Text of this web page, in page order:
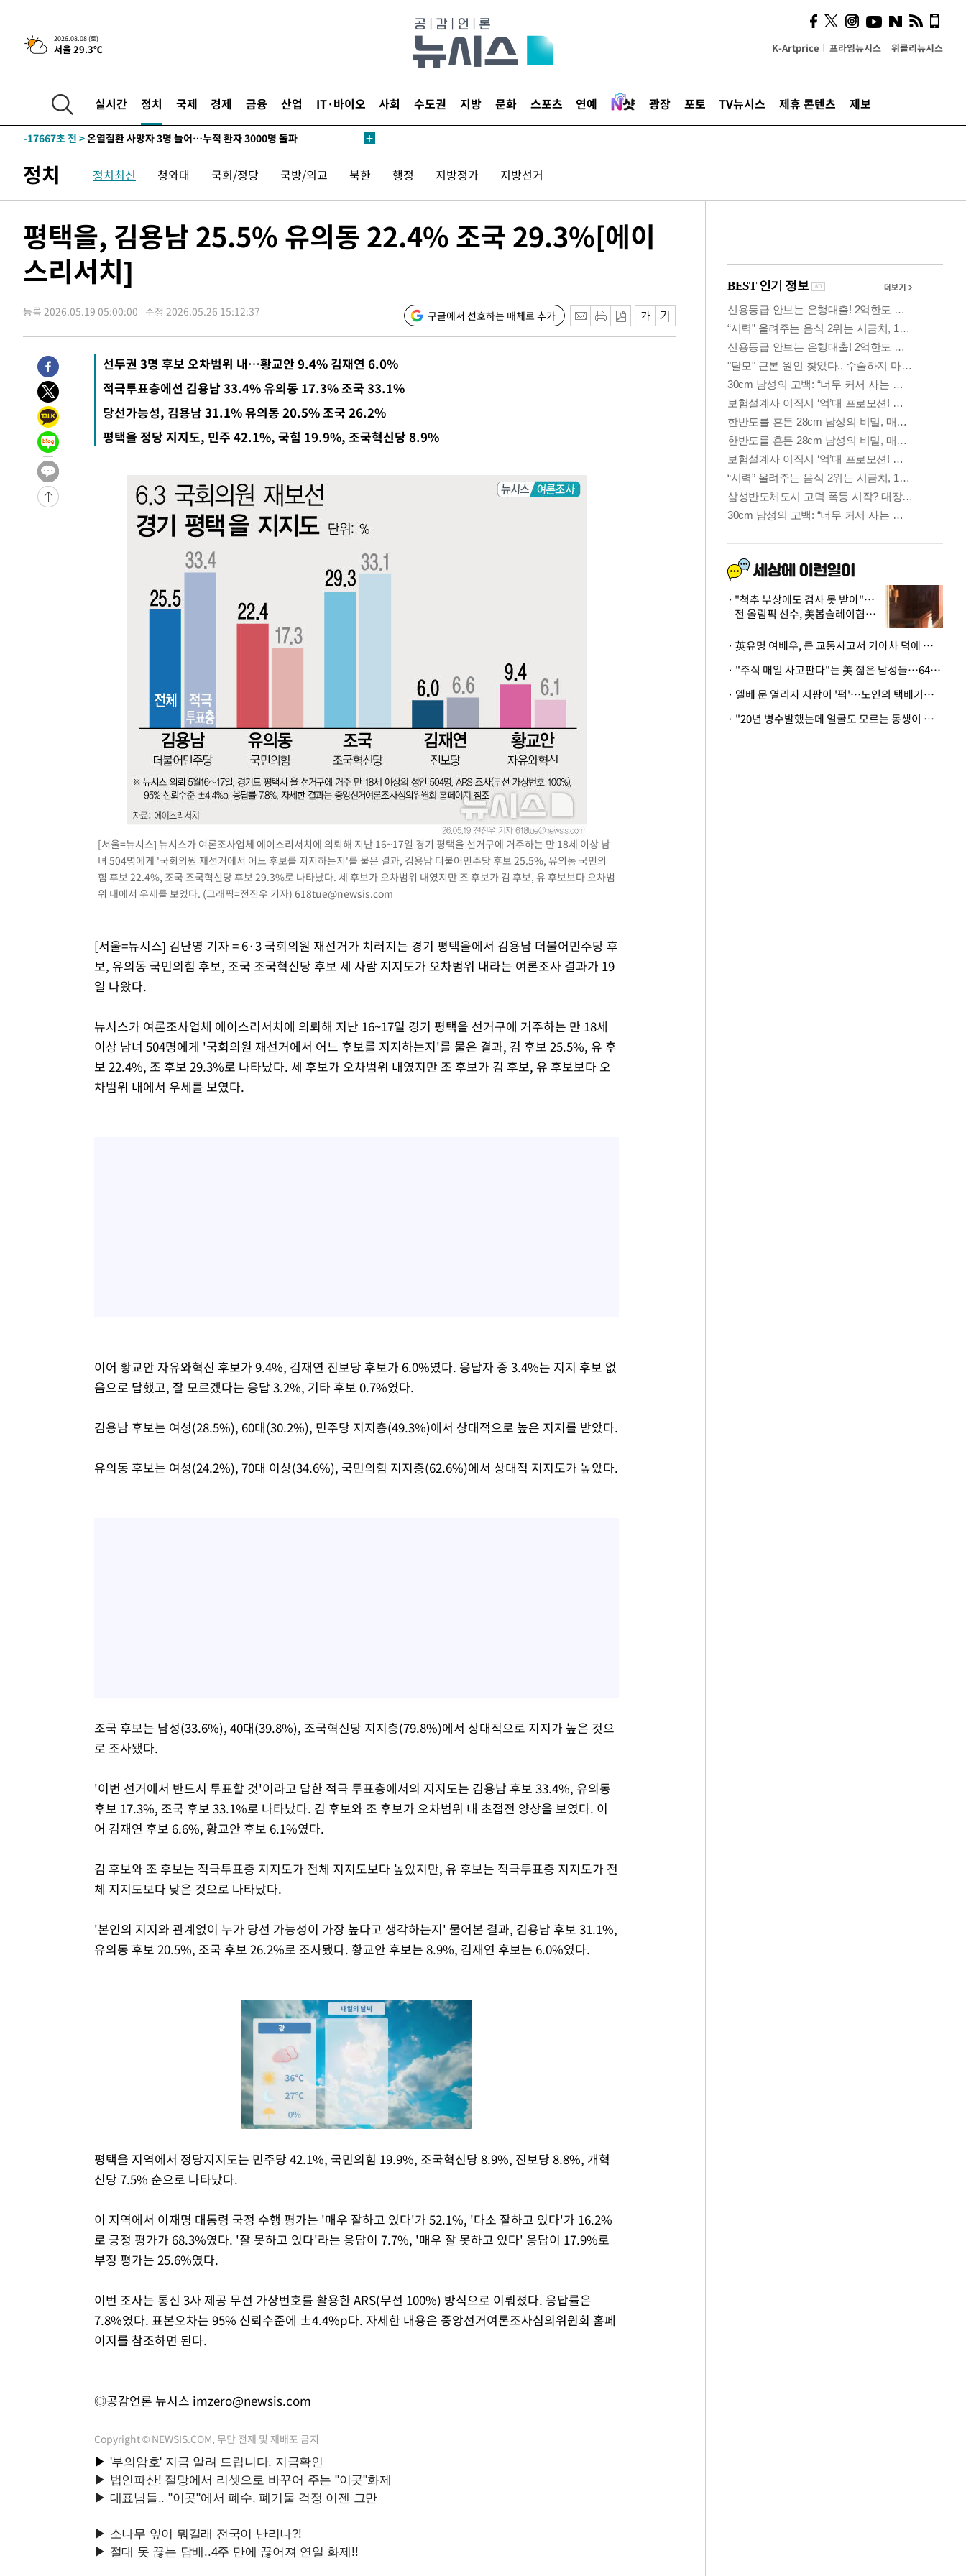
2026.08.08 (토)
서울 29.3℃ K-Artprice 프라임뉴시스 위클리뉴시스
실시간 정치 국제 경제 금융 산업 IT·바이오 사회 수도권 지방 문화 스포츠 연예 광장 포토 TV뉴시스 제휴 콘텐츠 제보
42.08%·宋 10.17%
-25937초 전 >이강인 "아틀레티코 이적 기뻐…등번호 7번 의미보단 팀 위해 뛸
것"
-25872초 전 >[속보]與 당대표 경선, 제주·인천 권리당원 투표 김민석 승리
-18916초 전 >
[속보]이강인 "감독님이 원하는 마음 느꼈고, 많은 트로피 원해 아
틀레티코 이적"
-18698초 전 >
-17667초 전 >온열질환 사망자 3명 늘어…누적 환자 3000명 돌파
-7719초 전 >
백운산서 80년근 천종산삼 9뿌리 발견…감정가 1.3억원
-5429초 전 >선재도서 해루질 나섰다 실종 60대, 닷새 만에 숨진 채 발견
-2339초 전 >여수 오동도 해상서 모터보트 전복…1명 사망·1명 실종
23분 전 > 극한폭염 한풀 꺾이지만…'낮 최고 35도' 무더위, 열대야 계속[다음주 날
씨]
1시간 전 > 축구협회 "압수수색·성접대 논란 사과…쇄신의 기회로 삼겠다"
4시간 전 >'최고 37도' 폭염 지속…강원동해안 최대 150㎜ 비
6시간 전 >[속보]뉴욕증시 상승 마감…S&P 0.6% 나스닥 1.3%↑
-27188초 전 >
[속보]與최고위원 제주·인천 순회경선…박선원·최민희·서미화·
한민수·김용 순
-27141초 전 >
[속보]김민석, 與 전대 당원투표 누적 득표율 45.42%로 1위… 정
청래 44.56%
-26423초 전 >
42.08%·宋 10.17%
-25957초 전 >
이강인 "아틀레티코 이적 기뻐…등번호 7번 의미보단 팀 위해 뛸
것"
-25892초 전 >
[속보]與 당대표 경선, 제주·인천 권리당원 투표 김민석 승리
-19666초 전 >
-18936초 전 >
[속보]이강인 "감독님이 원하는 마음 느꼈고, 많은 트로피 원해 아
틀레티코 이적"
-18718초 전 >
수도권 40도 육박 '펄펄'…동해안 일부 지역엔 호의주의보
온열질환 사망자 3명 늘어…누적 환자 3000명 돌파
강릉에 시간당 81.4㎜ 물폭탄…도로 잠기고 담벼락 붕괴
백운산서 80년근 천종산삼 9뿌리 발견…감정가 1.3억원
남자 농구, 나고야 아시안게임서 '홈팀' 일본과 한일전
여수 오동도 해상서 모터보트 전복…1명 사망·1명 실종
극한폭염 한풀 꺾이지만…'낮 최고 35도' 무더위, 열대야 계속[다음주 날
'최고 37도' 폭염 지속…강원동해안 최대 150㎜ 비
[속보]뉴욕증시 상승 마감…S&P 0.6% 나스닥 1.3%↑
정치 정치최신 청와대 국회/정당 국방/외교 북한 행정 지방정가 지방선거
평택을, 김용남 25.5% 유의동 22.4% 조국 29.3%[에이
스리서치]
등록 2026.05.19 05:00:00 수정 2026.05.26 15:12:37 구글에서 선호하는 매체로 추가
선두권 3명 후보 오차범위 내…황교안 9.4% 김재연 6.0%
적극투표층에선 김용남 33.4% 유의동 17.3% 조국 33.1%
당선가능성, 김용남 31.1% 유의동 20.5% 조국 26.2%
평택을 정당 지지도, 민주 42.1%, 국힘 19.9%, 조국혁신당 8.9%
[서울=뉴시스] 뉴시스가 여론조사업체 에이스리서치에 의뢰해 지난 16~17일 경기 평택을 선거구에 거주하는 만 18세 이상 남
녀 504명에게 '국회의원 재선거에서 어느 후보를 지지하는지'를 물은 결과, 김용남 더불어민주당 후보 25.5%, 유의동 국민의
힘 후보 22.4%, 조국 조국혁신당 후보 29.3%로 나타났다. 세 후보가 오차범위 내였지만 조 후보가 김 후보, 유 후보보다 오차범
위 내에서 우세를 보였다. (그래픽=전진우 기자) 618tue@newsis.com
[서울=뉴시스] 김난영 기자 = 6·3 국회의원 재선거가 치러지는 경기 평택을에서 김용남 더불어민주당 후
보, 유의동 국민의힘 후보, 조국 조국혁신당 후보 세 사람 지지도가 오차범위 내라는 여론조사 결과가 19
일 나왔다.
뉴시스가 여론조사업체 에이스리서치에 의뢰해 지난 16~17일 경기 평택을 선거구에 거주하는 만 18세
이상 남녀 504명에게 '국회의원 재선거에서 어느 후보를 지지하는지'를 물은 결과, 김 후보 25.5%, 유 후
보 22.4%, 조 후보 29.3%로 나타났다. 세 후보가 오차범위 내였지만 조 후보가 김 후보, 유 후보보다 오
차범위 내에서 우세를 보였다.
이어 황교안 자유와혁신 후보가 9.4%, 김재연 진보당 후보가 6.0%였다. 응답자 중 3.4%는 지지 후보 없
음으로 답했고, 잘 모르겠다는 응답 3.2%, 기타 후보 0.7%였다.
김용남 후보는 여성(28.5%), 60대(30.2%), 민주당 지지층(49.3%)에서 상대적으로 높은 지지를 받았다.
유의동 후보는 여성(24.2%), 70대 이상(34.6%), 국민의힘 지지층(62.6%)에서 상대적 지지도가 높았다.
조국 후보는 남성(33.6%), 40대(39.8%), 조국혁신당 지지층(79.8%)에서 상대적으로 지지가 높은 것으
로 조사됐다.
'이번 선거에서 반드시 투표할 것'이라고 답한 적극 투표층에서의 지지도는 김용남 후보 33.4%, 유의동
후보 17.3%, 조국 후보 33.1%로 나타났다. 김 후보와 조 후보가 오차범위 내 초접전 양상을 보였다. 이
어 김재연 후보 6.6%, 황교안 후보 6.1%였다.
김 후보와 조 후보는 적극투표층 지지도가 전체 지지도보다 높았지만, 유 후보는 적극투표층 지지도가 전
체 지지도보다 낮은 것으로 나타났다.
'본인의 지지와 관계없이 누가 당선 가능성이 가장 높다고 생각하는지' 물어본 결과, 김용남 후보 31.1%,
유의동 후보 20.5%, 조국 후보 26.2%로 조사됐다. 황교안 후보는 8.9%, 김재연 후보는 6.0%였다.
평택을 지역에서 정당지지도는 민주당 42.1%, 국민의힘 19.9%, 조국혁신당 8.9%, 진보당 8.8%, 개혁
신당 7.5% 순으로 나타났다.
이 지역에서 이재명 대통령 국정 수행 평가는 '매우 잘하고 있다'가 52.1%, '다소 잘하고 있다'가 16.2%
로 긍정 평가가 68.3%였다. '잘 못하고 있다'라는 응답이 7.7%, '매우 잘 못하고 있다' 응답이 17.9%로
부정 평가는 25.6%였다.
이번 조사는 통신 3사 제공 무선 가상번호를 활용한 ARS(무선 100%) 방식으로 이뤄졌다. 응답률은
7.8%였다. 표본오차는 95% 신뢰수준에 ±4.4%p다. 자세한 내용은 중앙선거여론조사심의위원회 홈페
이지를 참조하면 된다.
◎공감언론 뉴시스 imzero@newsis.com
Copyright © NEWSIS.COM, 무단 전재 및 재배포 금지
사이 해답 찾았죠"…알을
깨고 나온 '초자아'
"척추 부상에도 검사 못 받아"…
전 올림픽 선수, 美봅슬레이협회
· 英유명 여배우, 큰 교통사고서 기아차 덕에 살았다
· "주식 매일 사고판다"는 美 젊은 남성들…64%가 "나는 인생의 패배자“
· 엘베 문 열리자 지팡이 '퍽'…노인의 택배기사 폭행 이유
· "20년 병수발했는데 얼굴도 모르는 동생이 유산 절반을"…배다른 형제 상속권 있을까